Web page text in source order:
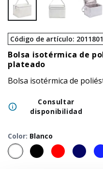
Código de artículo: 2011801
Bolsa isotérmica de
plateado
Bolsa isotérmica de
Consultar
disponibilidad
Color: Blanco